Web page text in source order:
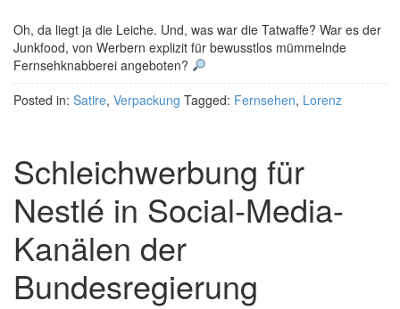
Oh, da liegt ja die Leiche. Und, was war die Tatwaffe? War es der
Junkfood, von Werbern explizit für bewusstlos mümmelnde
Fernsehknabberei angeboten?
Posted in: Satire, Verpackung Tagged: Fernsehen, Lorenz
Schleichwerbung für
Nestlé in Social-Media-
Kanälen der
Bundesregierung